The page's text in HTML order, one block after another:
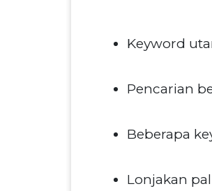
Keyword
Pencarian
Beberapa
Lonjakan